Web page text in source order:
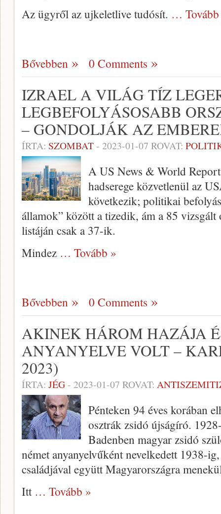
Az ügyről az ujkeletlive tudósít. …
Bővebben 0 Comments
IZRAEL A VILÁG TÍZ
LEGBEFOLYÁSOSABB
– GONDOLJÁK AZ
ÍRTA: SZOMBAT- 2023-01-07 ROVAT:
A US News & World
hadserege közvetlenül az
következik; politikai
államok” között a tizedik, ám a 85
listáján csak a 37-ik.
Mindez … Tovább »
Bővebben 0 Comments
AKINEK HÁROM HAZÁJA
ANYANYELVE VOLT –
2023)
ÍRTA: JÉG- 2023-01-07 ROVAT:
Pénteken 94 éves korában
osztrák zsidó újságíró.
Badenben magyar zsidó
német anyanyelvűként nevelkedett 1938-
családjával együtt Magyarországra
Itt … Tovább »